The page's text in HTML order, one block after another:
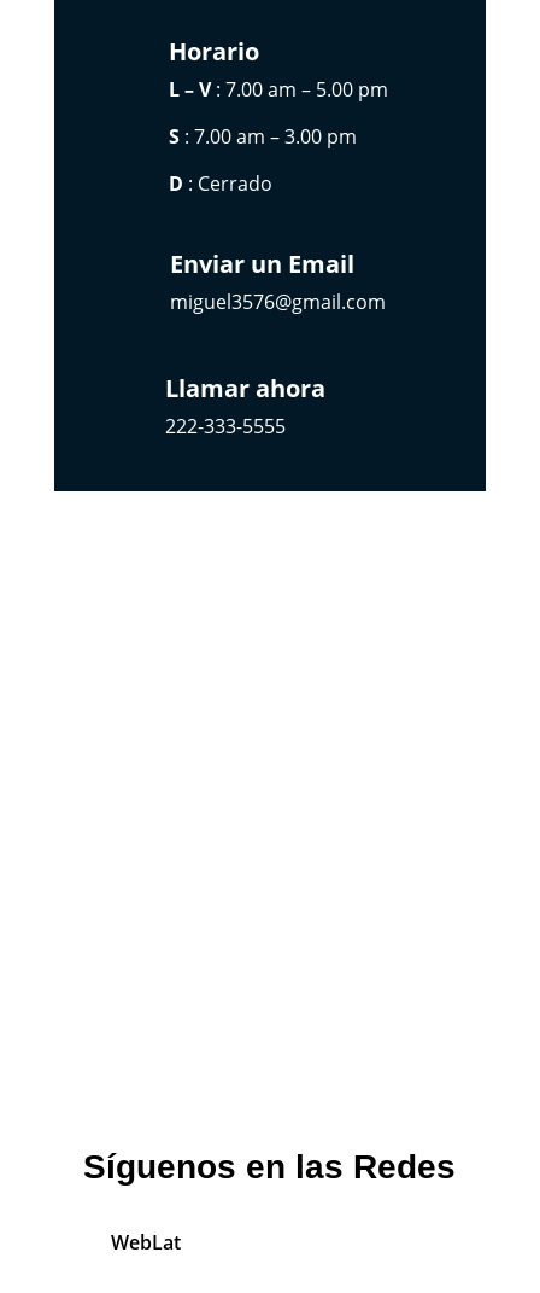
Horario
L – V: 7.00 am – 5.00 pm
S: 7.00 am – 3.00 pm
D : Cerrado
Enviar un Email
miguel3576@gmail.com
Llamar ahora
222-333-5555
Síguenos en las Redes
WebLat